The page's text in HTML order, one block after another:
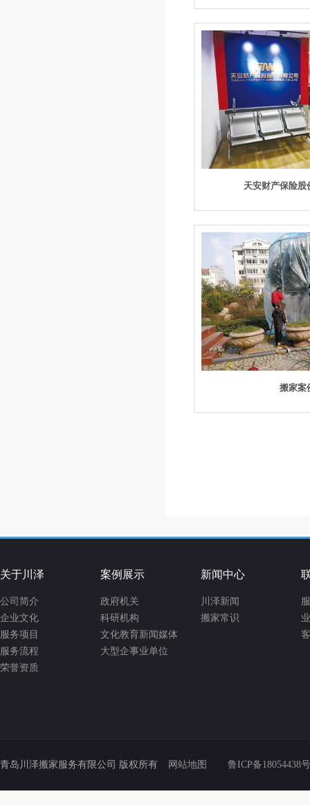
天安财产保险股
搬家案
关于川泽
公司简介
企业文化
服务项目
服务流程
荣誉资质
案例展示
政府机关
科研机构
文化教育新闻媒体
大型企事业单位
新闻中心
川泽新闻
搬家常识
青岛川泽搬家服务有限公司 版权所有 网站地图 鲁ICP备18054438号